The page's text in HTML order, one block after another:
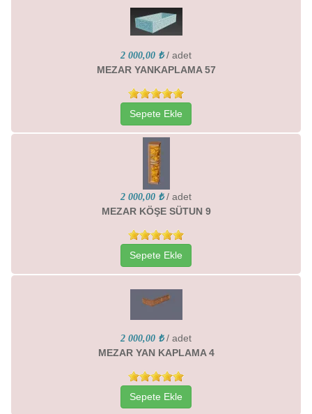
2 000,00 ₺ / adet
MEZAR YANKAPLAMA 57
Sepete Ekle
2 000,00 ₺ / adet
MEZAR KÖŞE SÜTUN 9
Sepete Ekle
2 000,00 ₺ / adet
MEZAR YAN KAPLAMA 4
Sepete Ekle